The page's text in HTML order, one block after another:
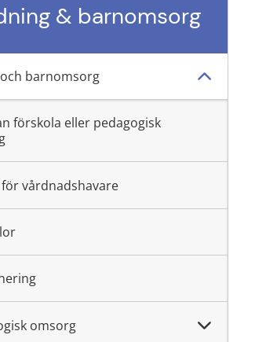
& barnomsorg
barnomsorg
förskola eller pedagogisk
för vårdnadshavare
omsorg